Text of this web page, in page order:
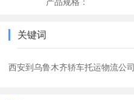
关键词
西安到乌鲁木齐轿车托运物流公司